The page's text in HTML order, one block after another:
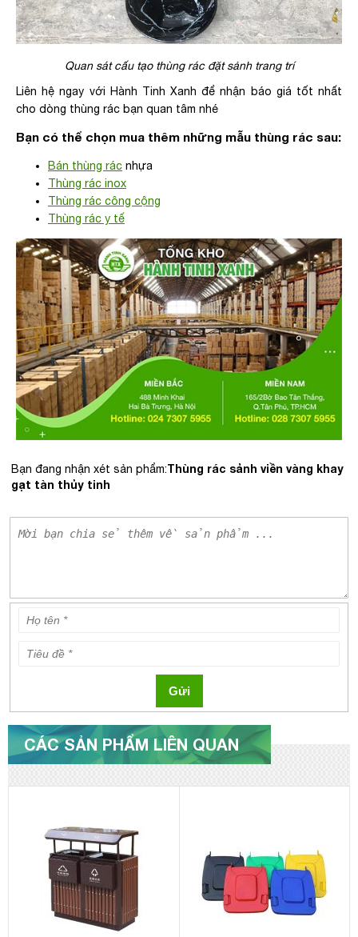
Quan sát cấu tạo thùng rác đặt sảnh trang trí
Liên hệ ngay với Hành Tinh Xanh để nhận báo giá tốt nhất
cho dòng thùng rác bạn quan tâm nhé
Bạn có thể chọn mua thêm những mẫu thùng rác sau:
Bán thùng rác nhựa
Thùng rác inox
Thùng rác công cộng
Thùng rác y tế
Bạn đang nhận xét sản phẩm:Thùng rác sảnh viền vàng khay
gạt tàn thủy tinh
Gửi
CÁC SẢN PHẨM LIÊN QUAN